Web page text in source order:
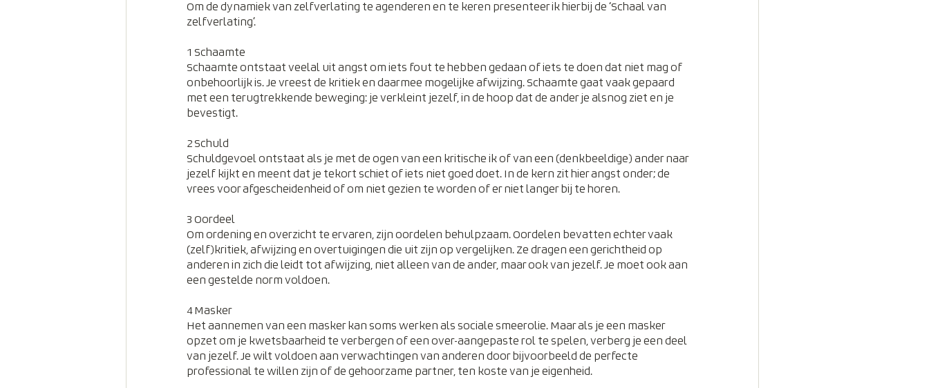
Om de dynamiek van zelfverlating te agenderen en te keren presenteer ik hierbij de ‘Schaal van
zelfverlating’.
1 Schaamte
Schaamte ontstaat veelal uit angst om iets fout te hebben gedaan of iets te doen dat niet mag of
onbehoorlijk is. Je vreest de kritiek en daarmee mogelijke afwijzing. Schaamte gaat vaak gepaard
met een terugtrekkende beweging: je verkleint jezelf, in de hoop dat de ander je alsnog ziet en je
bevestigt.
2 Schuld
Schuldgevoel ontstaat als je met de ogen van een kritische ik of van een (denkbeeldige) ander naar
jezelf kijkt en meent dat je tekort schiet of iets niet goed doet. In de kern zit hier angst onder; de
vrees voor afgescheidenheid of om niet gezien te worden of er niet langer bij te horen.
3 Oordeel
Om ordening en overzicht te ervaren, zijn oordelen behulpzaam. Oordelen bevatten echter vaak
(zelf)kritiek, afwijzing en overtuigingen die uit zijn op vergelijken. Ze dragen een gerichtheid op
anderen in zich die leidt tot afwijzing, niet alleen van de ander, maar ook van jezelf. Je moet ook aan
een gestelde norm voldoen.
4 Masker
Het aannemen van een masker kan soms werken als sociale smeerolie. Maar als je een masker
opzet om je kwetsbaarheid te verbergen of een over-aangepaste rol te spelen, verberg je een deel
van jezelf. Je wilt voldoen aan verwachtingen van anderen door bijvoorbeeld de perfecte
professional te willen zijn of de gehoorzame partner, ten koste van je eigenheid.